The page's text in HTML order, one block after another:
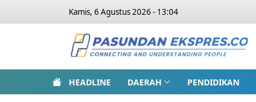
Kamis, 6 Agustus 2026 - 13:04
HEADLINE DAERAH PENDIDIKAN